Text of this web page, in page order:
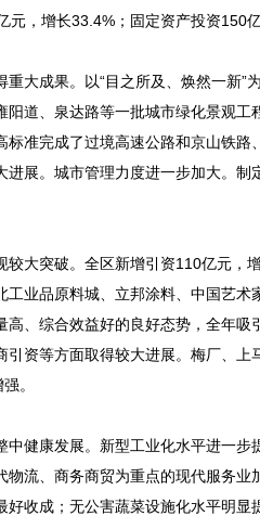
元，增长33.4%；固定资产投资150
大成果。以“目之所及、焕然一新”
阳道、泉达路等一批城市绿化景观
标准完成了过境高速公路和京山铁
进展。城市管理力度进一步加大。
大突破。全区新增引资110亿元，
工业品原料城、立邦涂料、中国艺
高、综合效益好的良好态势，全年
引资等方面取得较大进展。梅厂、
。
健康发展。新型工业化水平进一步
物流、商务商贸为重点的现代服务
好收成；无公害蔬菜设施化水平明